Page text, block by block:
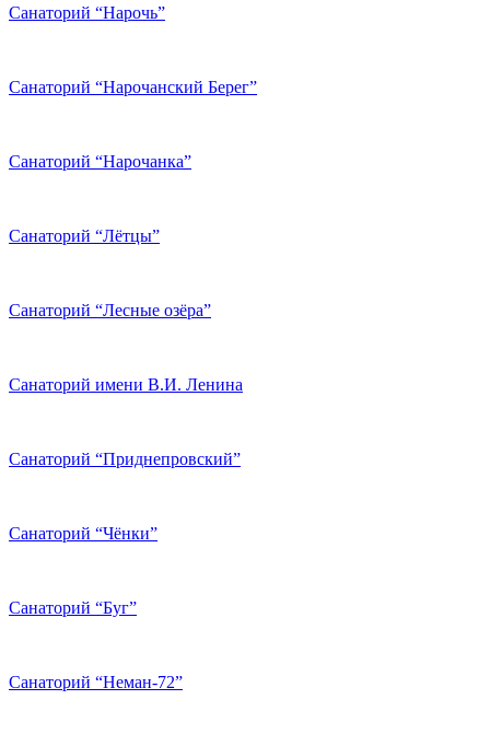
Санаторий “Нарочь”
Санаторий “Нарочанский Берег”
Санаторий “Нарочанка”
Санаторий “Лётцы”
Санаторий “Лесные озёра”
Санаторий имени В.И. Ленина
Санаторий “Приднепровский”
Санаторий “Чёнки”
Санаторий “Буг”
Санаторий “Неман-72”